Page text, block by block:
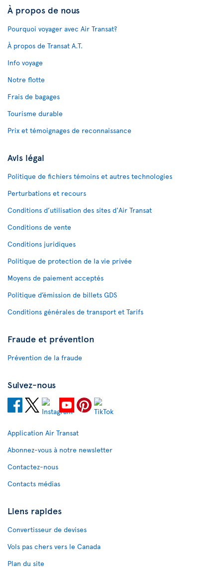
À propos de nous
Pourquoi voyager avec Air Transat?
À propos de Transat A.T.
Info voyage
Notre flotte
Frais de bagages
Tourisme durable
Prix et témoignages de reconnaissance
Avis légal
Politique de fichiers témoins et autres technologies
Perturbations et recours
Conditions d’utilisation des sites d'Air Transat
Conditions de vente
Conditions juridiques
Politique de protection de la vie privée
Moyens de paiement acceptés
Politique d’émission de billets GDS
Conditions générales de transport et Tarifs
Fraude et prévention
Prévention de la fraude
Suivez-nous
Application Air Transat
Abonnez-vous à notre newsletter
Contactez-nous
Contacts médias
Liens rapides
Convertisseur de devises
Vols pas chers vers le Canada
Plan du site